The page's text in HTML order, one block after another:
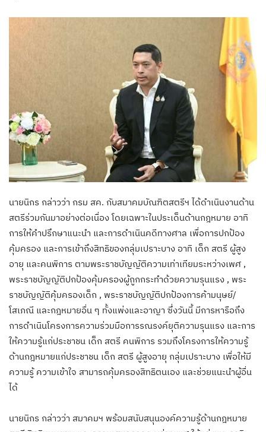
นายนิกร กล่าวว่า กรม สค. กับสมาคมบัณฑิตสตรีฯ ได้ดำเนินงานด้าน
สตรีร่วมกันมาอย่างต่อเนื่อง โดยเฉพาะในประเด็นด้านกฎหมาย อาทิ
การให้คำปรึกษาแนะนำ และการดำเนินคดีทางศาล เพื่อการปกป้อง
คุ้มครอง และการเข้าถึงสิทธิของกลุ่มเปราะบาง อาทิ เด็ก สตรี ผู้สูง
อายุ และคนพิการ ตามพระราชบัญญัติความเท่าเทียมระหว่างเพศ ,
พระราชบัญญัติปกป้องคุ้มครองผู้ถูกกระทำด้วยความรุนแรง , พระ
ราชบัญญัติคุ้มครองเด็ก , พระราชบัญญัติปกป้องการค้ามนุษย์/
โสเภณี และกฎหมายอื่น ๆ ทั้งแพ่งและอาญา ซึ่งวันนี้ มีการหารือถึง
การดำเนินโครงการความร่วมมือการรณรงค์ยุติความรุนแรง และการ
ให้ความรู้แก่ประชาชน เด็ก สตรี คนพิการ รวมถึงโครงการให้ความรู้
ด้านกฎหมายแก่ประชาชน เด็ก สตรี ผู้สูงอายุ กลุ่มเปราะบาง เพื่อให้มี
ความรู้ ความเข้าใจ สามารถคุ้มครองสิทธิตนเอง และช่วยแนะนำผู้อื่น
ได้
นายนิกร กล่าวว่า สมาคมฯ พร้อมสนับสนุนองค์ความรู้ด้านกฎหมาย